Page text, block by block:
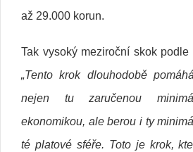
až 29.000 korun.
Tak vysoký meziroční skok
„Tento krok dlouhodobě
nejen tu zaručenou
ekonomikou, ale berou i ty
té platové sféře. Toto je krok,